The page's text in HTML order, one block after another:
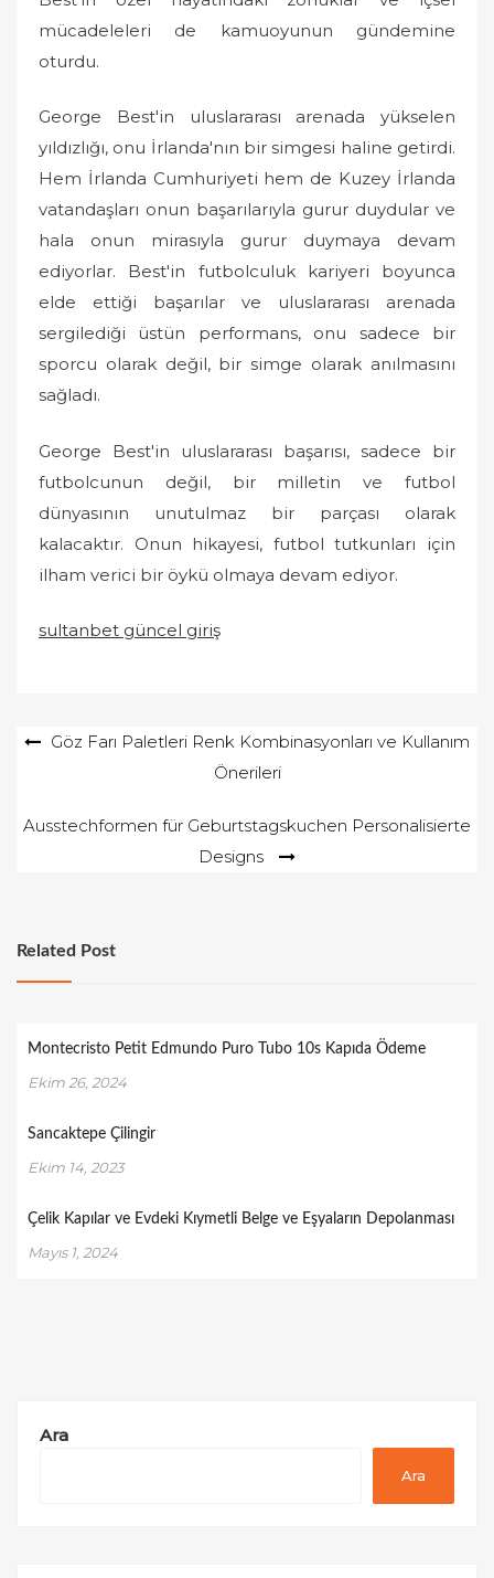
mücadeleleri de kamuoyunun gündemine
oturdu.
George Best'in uluslararası arenada yükselen
yıldızlığı, onu İrlanda'nın bir simgesi haline getirdi.
Hem İrlanda Cumhuriyeti hem de Kuzey İrlanda
vatandaşları onun başarılarıyla gurur duydular ve
hala onun mirasıyla gurur duymaya devam
ediyorlar. Best'in futbolculuk kariyeri boyunca
elde ettiği başarılar ve uluslararası arenada
sergilediği üstün performans, onu sadece bir
sporcu olarak değil, bir simge olarak anılmasını
sağladı.
George Best'in uluslararası başarısı, sadece bir
futbolcunun değil, bir milletin ve futbol
dünyasının unutulmaz bir parçası olarak
kalacaktır. Onun hikayesi, futbol tutkunları için
ilham verici bir öykü olmaya devam ediyor.
sultanbet güncel giriş
YazıGöz Farı Paletleri Renk Kombinasyonları ve Kullanım
Önerileri
Ausstechformen für Geburtstagskuchen Personalisierte
Designs
Related Post
Montecristo Petit Edmundo Puro Tubo 10s Kapıda Ödeme
Ekim 26, 2024
Sancaktepe Çilingir
Ekim 14, 2023
Çelik Kapılar ve Evdeki Kıymetli Belge ve Eşyaların Depolanması
Mayıs 1, 2024
Ara
Ara